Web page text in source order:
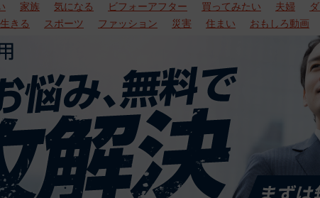
家族 気になる ビフォーアフター 買ってみたい 夫婦
きる
スポーツ ファッション 災害 住まい おもしろ動画